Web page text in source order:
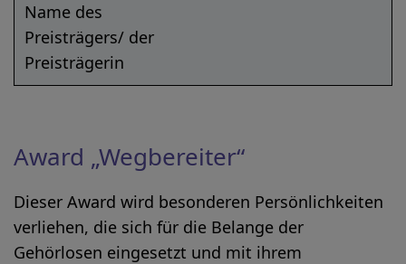
Name des
Preisträgers/ der
Preisträgerin
Award „Wegbereiter“
Dieser Award wird besonderen Persönlichkeiten
verliehen, die sich für die Belange der
Gehörlosen eingesetzt und mit ihrem